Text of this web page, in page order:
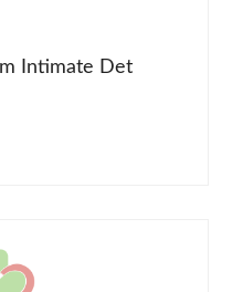
Intimate Det